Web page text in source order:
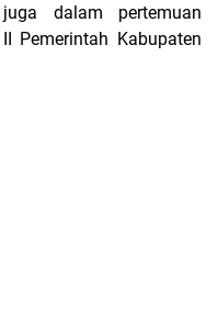
dalam pertemuan
Pemerintah Kabupaten